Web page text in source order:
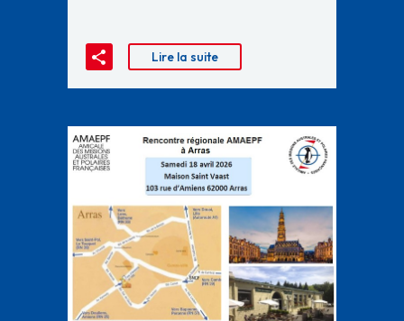
Lire la suite